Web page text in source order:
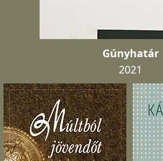
Gúnyhatár
2021